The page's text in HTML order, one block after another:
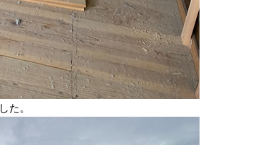
た。